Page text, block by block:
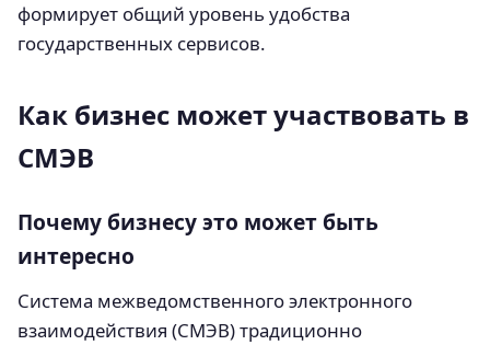
формирует общий уровень удобства
государственных сервисов.
Как бизнес может участвовать в
СМЭВ
Почему бизнесу это может быть
интересно
Система межведомственного электронного
взаимодействия (СМЭВ) традиционно